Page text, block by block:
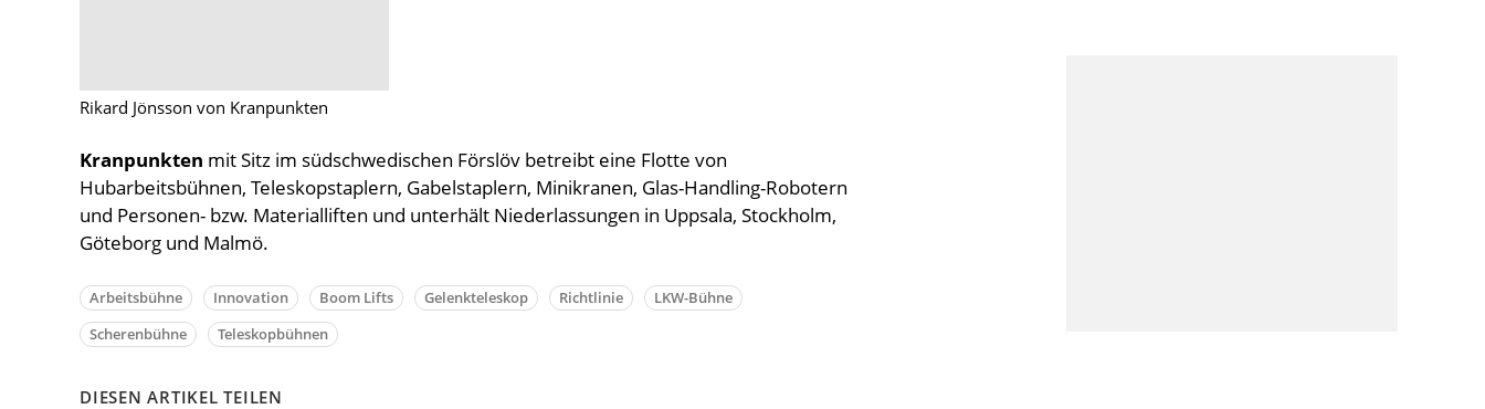
Rikard Jönsson von Kranpunkten
Kranpunkten mit Sitz im südschwedischen Förslöv betreibt eine Flotte von
Hubarbeitsbühnen, Teleskopstaplern, Gabelstaplern, Minikranen, Glas-Handling-Robotern
und Personen- bzw. Materialliften und unterhält Niederlassungen in Uppsala, Stockholm,
Göteborg und Malmö.
Arbeitsbühne Innovation Boom Lifts Gelenkteleskop Richtlinie
LKW-Bühne
Scherenbühne
Teleskopbühnen
DIESEN ARTIKEL TEILEN